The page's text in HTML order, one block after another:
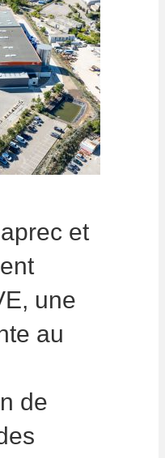
et
une
au
de